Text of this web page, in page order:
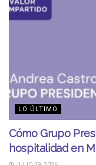
LO ÚLTIMO
Cómo Grupo
hospitalidad en